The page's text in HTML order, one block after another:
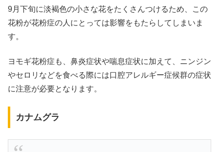
9月下旬に淡褐色の小さな花をたくさんつけるため、この
花粉が花粉症の人にとっては影響をもたらしてしまいま
す。
ヨモギ花粉症も、鼻炎症状や喘息症状に加えて、ニンジン
やセロリなどを食べる際には口腔アレルギー症候群の症状
に注意が必要となります。
カナムグラ